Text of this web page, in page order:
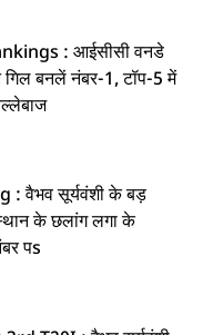
: आईसीसी वनडे
बनलें नंबर-1, टॉप-5 में
: वैभव सूर्यवंशी के बड़
के छलांग लगा के
पs